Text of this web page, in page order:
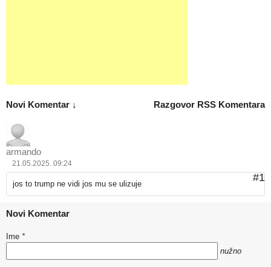
Razgovor RSS Komentara
Novi Komentar ↓
armando
21.05.2025. 09:24
#1
jos to trump ne vidi jos mu se ulizuje
Novi Komentar
Ime *
nužno